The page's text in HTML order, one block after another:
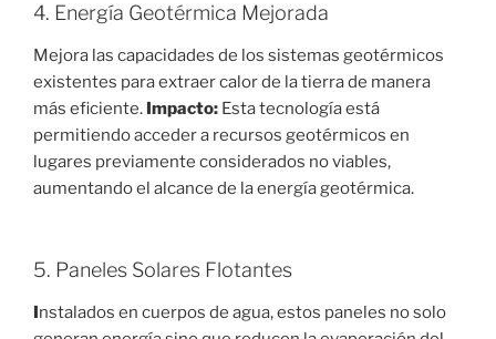
4. Energía Geotérmica Mejorada
Mejora las capacidades de los sistemas geotérmicos
existentes para extraer calor de la tierra de manera
más eficiente. Impacto: Esta tecnología está
permitiendo acceder a recursos geotérmicos en
lugares previamente considerados no viables,
aumentando el alcance de la energía geotérmica.
5. Paneles Solares Flotantes
Instalados en cuerpos de agua, estos paneles no solo